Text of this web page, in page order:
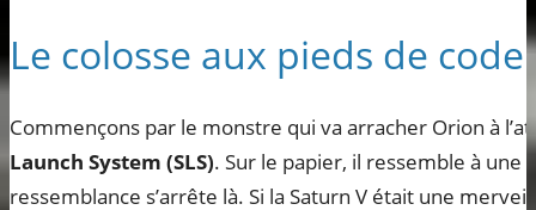
Le colosse aux pieds de code
Commençons par le monstre qui va arracher Orion à
Launch System (SLS). Sur le papier, il ressemble à une
ressemblance s’arrête là. Si la Saturn V était une